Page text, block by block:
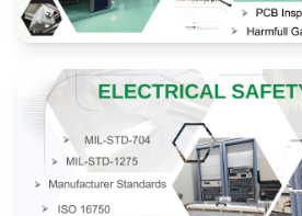
Çevresel ve Güvenlik Testleri